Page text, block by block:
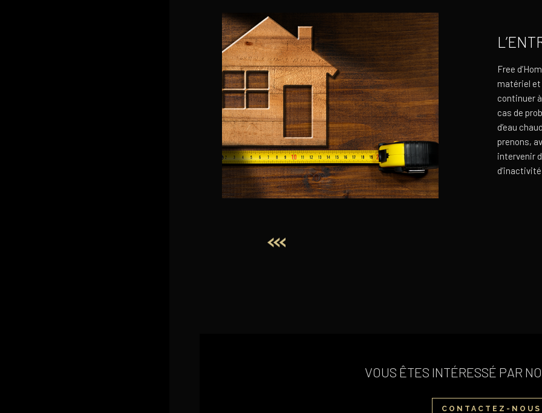
Free
matériel
continuer
cas de
d’eau
prenons,
intervenir
VOUS ÊTES INTÉRESSÉ PAR
CONTACTEZ-NOUS